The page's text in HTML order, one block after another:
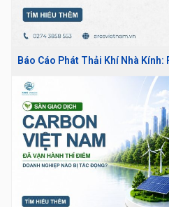
Báo Cáo Phát Thải Khí Nhà Kính: